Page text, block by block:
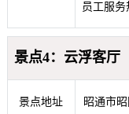
员工服
景点4：云浮客厅
景点地址 昭通市